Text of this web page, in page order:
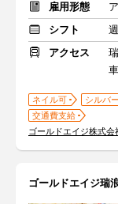
雇用形態
シフト
アクセス
ネイル可 シルバ
交通費支給
ゴールドエイジ株式会
ゴールドエイジ瑞